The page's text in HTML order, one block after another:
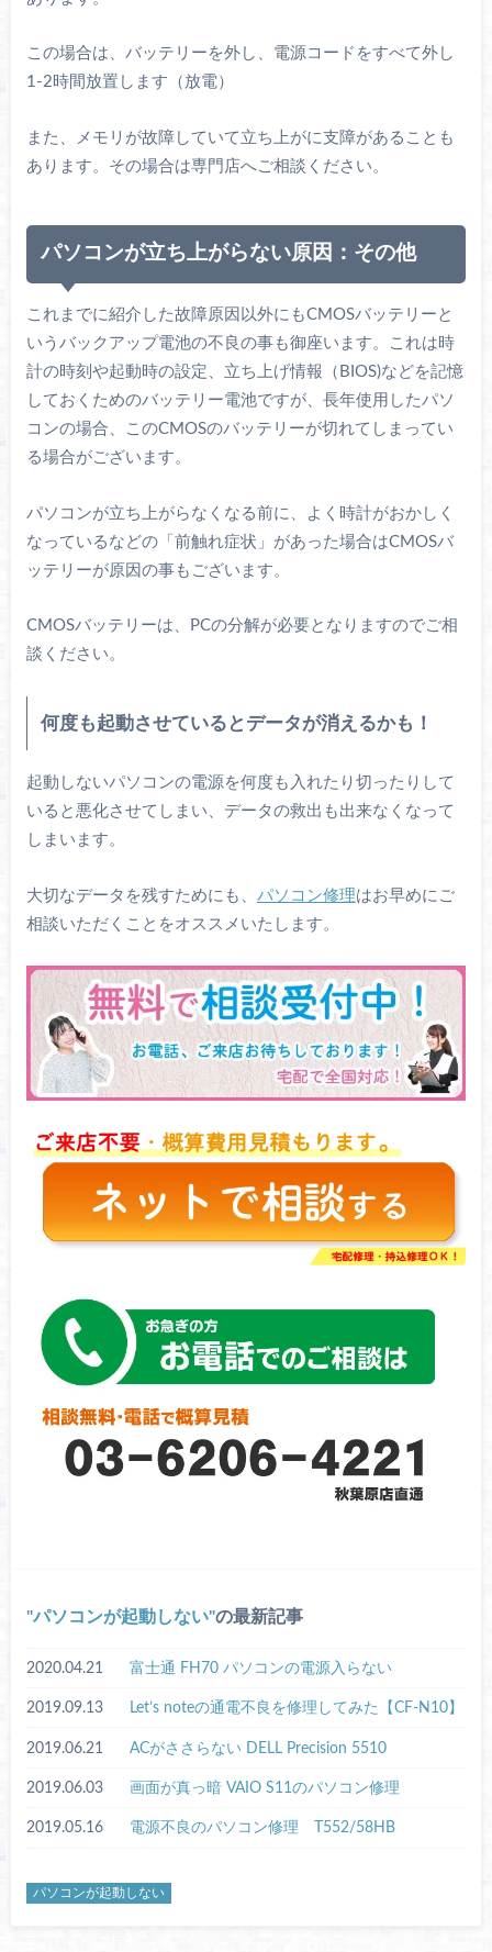
この場合は、バッテリーを外し、電源コードをすべて外し
1-2時間放置します（放電）
また、メモリが故障していて立ち上がに支障があることも
あります。その場合は専門店へご相談ください。
パソコンが立ち上がらない原因：その他
これまでに紹介した故障原因以外にもCMOSバッテリーと
いうバックアップ電池の不良の事も御座います。これは時
計の時刻や起動時の設定、立ち上げ情報（BIOS)などを記憶
しておくためのバッテリー電池ですが、長年使用したパソ
コンの場合、このCMOSのバッテリーが切れてしまってい
る場合がございます。
パソコンが立ち上がらなくなる前に、よく時計がおかしく
なっているなどの「前触れ症状」があった場合はCMOSバ
ッテリーが原因の事もございます。
CMOSバッテリーは、PCの分解が必要となりますのでご相
談ください。
何度も起動させているとデータが消えるかも！
起動しないパソコンの電源を何度も入れたり切ったりして
いると悪化させてしまい、データの救出も出来なくなって
しまいます。
大切なデータを残すためにも、 パソコン修理はお早めにご
相談いただくことをオススメいたします。
パソコンが起動しない の最新記事
2020.04.21 富士通 FH70 パソコンの電源入らない
2019.09.13 Let’s noteの通電不良を修理してみた【CF-N10】
2019.06.21 ACがささらない DELL Precision 5510
2019.06.03 画面が真っ暗 VAIO S11のパソコン修理
2019.05.16 電源不良のパソコン修理 T552/58HB
パソコンが起動しない